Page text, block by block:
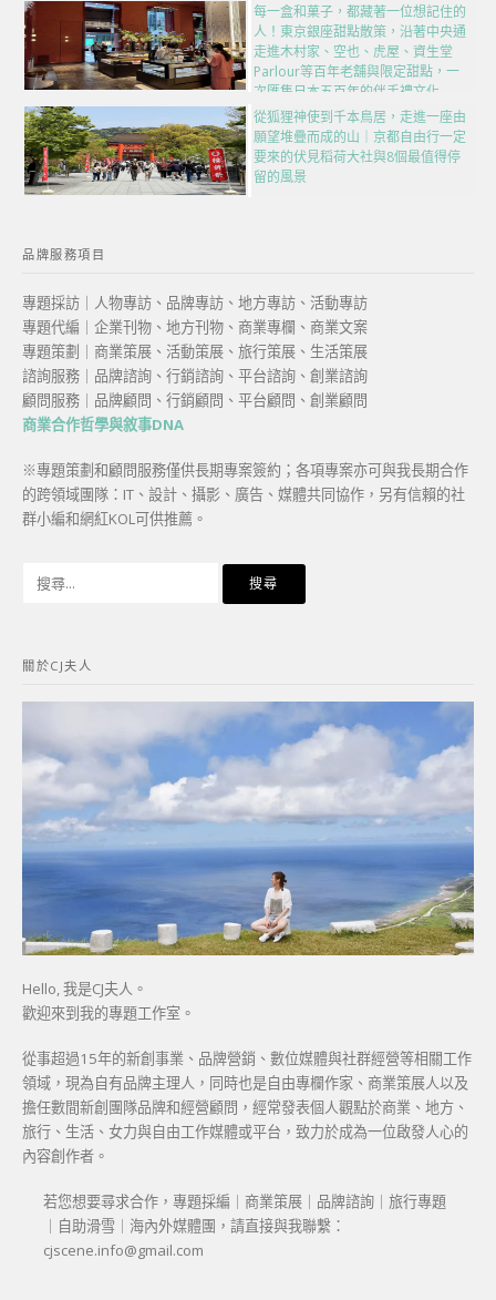
每一盒和菓子，都藏著一位想記住的
人！東京銀座甜點散策，沿著中央通
走進木村家、空也、虎屋、資生堂
Parlour等百年老舖與限定甜點，一
次匯集日本五百年的伴手禮文化
從狐狸神使到千本鳥居，走進一座由
願望堆疊而成的山｜京都自由行一定
要來的伏見稻荷大社與8個最值得停
留的風景
品牌服務項目
專題採訪｜人物專訪、品牌專訪、地方專訪、活動專訪
專題代編｜企業刊物、地方刊物、商業專欄、商業文案
專題策劃｜商業策展、活動策展、旅行策展、生活策展
諮詢服務｜品牌諮詢、行銷諮詢、平台諮詢、創業諮詢
顧問服務｜品牌顧問、行銷顧問、平台顧問、創業顧問
商業合作哲學與敘事DNA
※專題策劃和顧問服務僅供長期專案簽約；各項專案亦可與我長期合作
的跨領域團隊：IT、設計、攝影、廣告、媒體共同協作，另有信賴的社
群小編和網紅KOL可供推薦。
字:
關於CJ夫人
Hello, 我是CJ夫人。
歡迎來到我的專題工作室。
從事超過15年的新創事業、品牌營銷、數位媒體與社群經營等相關工作
領域，現為自有品牌主理人，同時也是自由專欄作家、商業策展人以及
擔任數間新創團隊品牌和經營顧問，經常發表個人觀點於商業、地方、
旅行、生活、女力與自由工作媒體或平台，致力於成為一位啟發人心的
內容創作者。
若您想要尋求合作，專題採編｜商業策展｜品牌諮詢｜旅行專題
｜自助滑雪｜海內外媒體團，請直接與我聯繫：
cjscene.info@gmail.com